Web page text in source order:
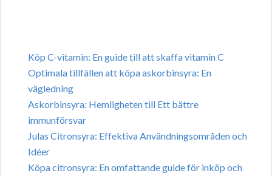
Köp C-vitamin: En guide till att skaffa vitamin C
Optimala tillfällen att köpa askorbinsyra: En
vägledning
Askorbinsyra: Hemligheten till Ett bättre
immunförsvar
Julas Citronsyra: Effektiva Användningsområden och
Idéer
Köpa citronsyra: En omfattande guide för inköp och